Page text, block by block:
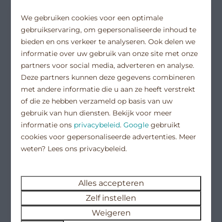
vrijstaande woning met zonnige tuin
rondom
hondvriendelijk
9,9
Vanaf
Vakantiewoning
Banjaard
Vakantie 2027
Vakantiewoningen
We gebruiken cookies voor een optimale
gebruikservaring, om gepersonaliseerde inhoud te
bieden en ons verkeer te analyseren. Ook delen we
informatie over uw gebruik van onze site met onze
partners voor social media, adverteren en analyse.
Deze partners kunnen deze gegevens combineren
met andere informatie die u aan ze heeft verstrekt
of die ze hebben verzameld op basis van uw
gebruik van hun diensten. Bekijk voor meer
informatie ons privacybeleid.Google gebruikt
cookies voor gepersonaliseerde advertenties. Meer
weten? Lees ons privacybeleid.
Alles accepteren
Zelf instellen
Weigeren